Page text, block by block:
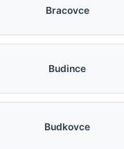
Bracovce
Budince
Budkovce